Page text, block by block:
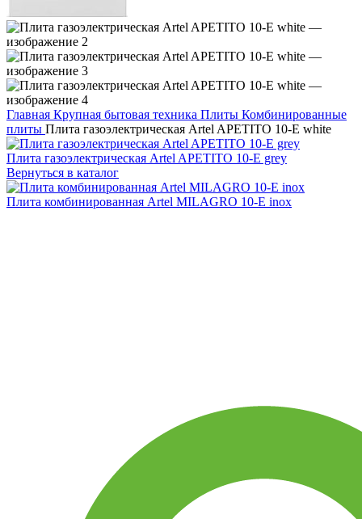
Главная Крупная бытовая техника Плиты Комбинированные
плиты Плита газоэлектрическая Artel APETITO 10-E white
Плита газоэлектрическая Artel APETITO 10-E grey
Вернуться в каталог
Плита комбинированная Artel MILAGRO 10-E inox